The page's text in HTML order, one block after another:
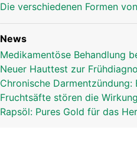
Die verschiedenen Formen
News
Medikamentöse Behandlung
Neuer Hauttest zur
Chronische
Fruchtsäfte stören die
Rapsöl: Pures Gold für das